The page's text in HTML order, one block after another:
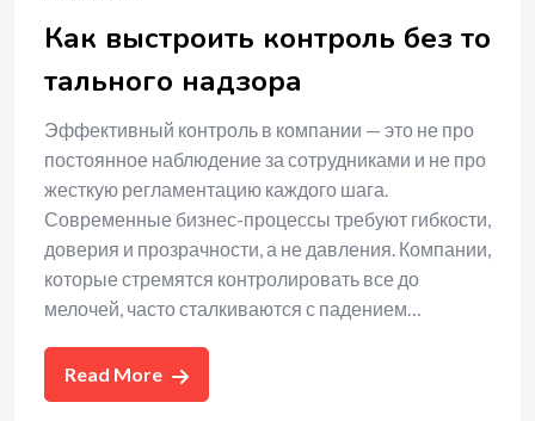
Как выстроить контроль без то
тального надзора
Эффективный контроль в компании — это не про
постоянное наблюдение за сотрудниками и не про
жесткую регламентацию каждого шага.
Современные бизнес-процессы требуют гибкости,
доверия и прозрачности, а не давления. Компании,
которые стремятся контролировать все до
мелочей, часто сталкиваются с падением…
Read More